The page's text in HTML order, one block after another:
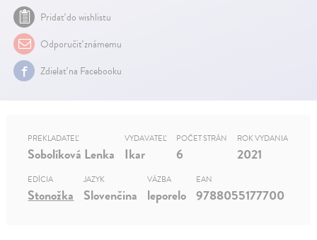
Pridať do wishlistu
Odporučiť známemu
Zdielať na Facebooku
PREKLADATEĽ
Sobolíková Lenka
VYDAVATEĽ
Ikar
POČET STRÁN
6
ROK VYDANIA
2021
EDÍCIA
Stonožka
JAZYK
Slovenčina
VÄZBA
leporelo
EAN
9788055177700